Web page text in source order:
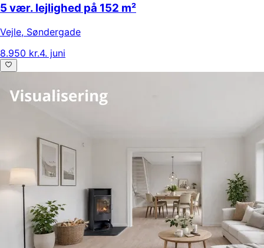
5 vær. lejlighed på 152 m²
Vejle, Søndergade
8.950 kr.4. juni